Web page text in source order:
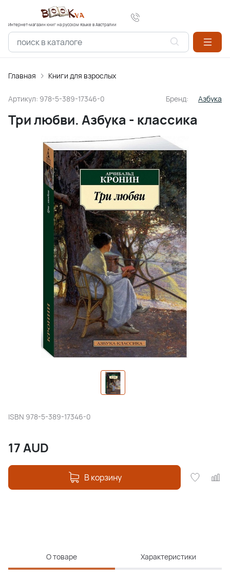
Интернет-магазин книг на русском языке в Австралии
Главная Книги для взрослых
Артикул: 978-5-389-17346-0 Бренд: Азбука
Три любви. Азбука - классика
ISBN 978-5-389-17346-0
17AUD
В корзину
О товаре Характеристики